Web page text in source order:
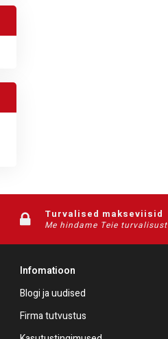
Turvalised makseviisid
Me hindame Teie turvalisust
Infomatioon
Blogi ja uudised
Firma tutvustus